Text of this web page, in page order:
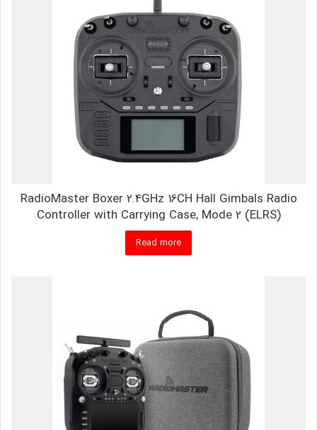
RadioMaster Boxer 2.4GHz 16CH Hall Gimbals Radio
Controller with Carrying Case, Mode 2 (ELRS)
Read more